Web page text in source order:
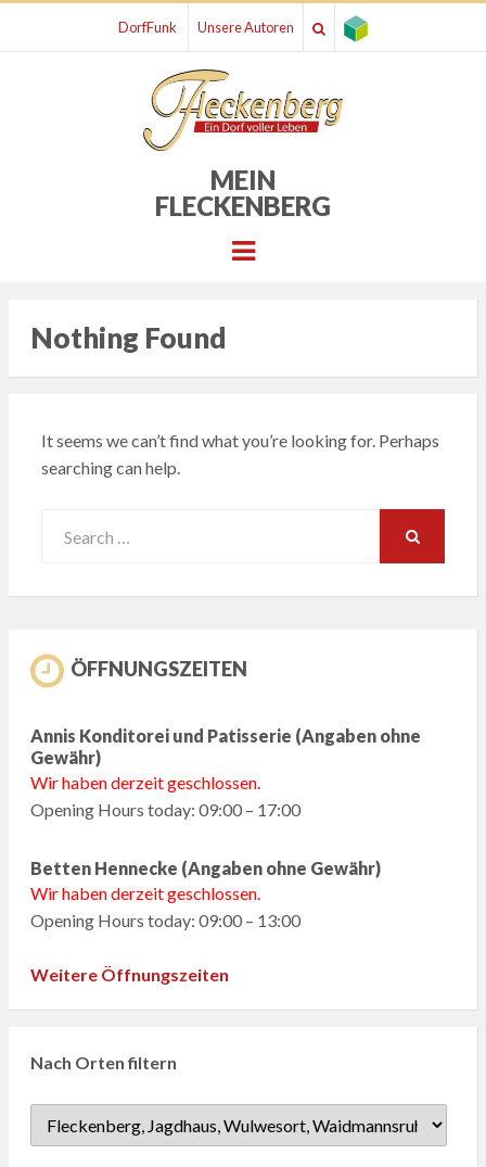
DorfFunk Unsere Autoren
MEIN
FLECKENBERG
Menu
Nothing Found
It seems we can’t find what you’re looking for. Perhaps
searching can help.
for:
ÖFFNUNGSZEITEN
Annis Konditorei und Patisserie (Angaben ohne
Gewähr)
Wir haben derzeit geschlossen.
Opening Hours today: 09:00 – 17:00
Betten Hennecke (Angaben ohne Gewähr)
Wir haben derzeit geschlossen.
Opening Hours today: 09:00 – 13:00
Weitere Öffnungszeiten
Nach Orten filtern